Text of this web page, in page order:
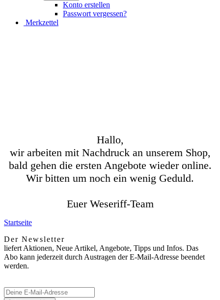
Konto erstellen
Passwort vergessen?
Merkzettel
Hallo,
wir arbeiten mit Nachdruck an unserem Shop,
bald gehen die ersten Angebote wieder online.
Wir bitten um noch ein wenig Geduld.
Euer Weseriff-Team
Startseite
Der Newsletter
liefert Aktionen, Neue Artikel, Angebote, Tipps und Infos. Das
Abo kann jederzeit durch Austragen der E-Mail-Adresse beendet
werden.